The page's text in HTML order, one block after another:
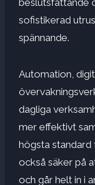
sofistikerad
spännande.
Automation,
dagliga
mer effektivt
högsta standard
också säker på
och går helt in i